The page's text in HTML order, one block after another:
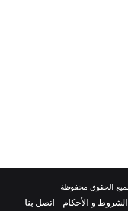
الشروط و الأحكام اتصل بنا